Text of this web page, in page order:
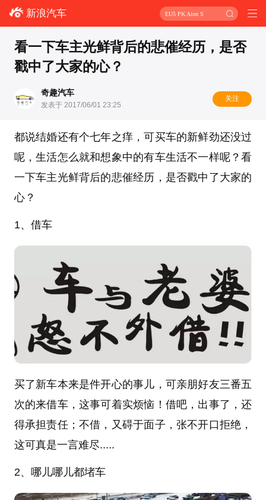
新浪汽车 EU5 PK Aion S
看一下车主光鲜背后的悲催经历，是否
戳中了大家的心？
奇趣汽车
发表于 2017/06/01 23:25
关注
都说结婚还有个七年之痒，可买车的新鲜劲还没过
呢，生活怎么就和想象中的有车生活不一样呢？看
一下车主光鲜背后的悲催经历，是否戳中了大家的
心？
1、借车
买了新车本来是件开心的事儿，可亲朋好友三番五
次的来借车，这事可着实烦恼！借吧，出事了，还
得承担责任；不借，又碍于面子，张不开口拒绝，
这可真是一言难尽.....
2、哪儿哪儿都堵车